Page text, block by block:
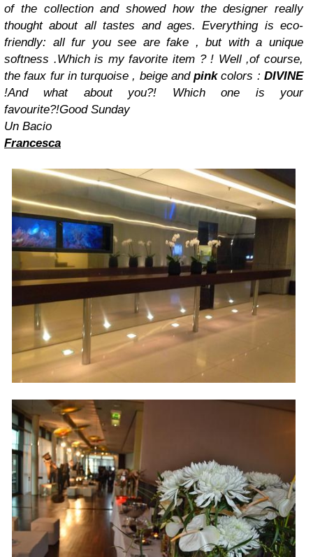
of the collection and showed how the designer really
thought about all tastes and ages.Everything is eco-
friendly: all fur you see are fake , but with a unique
softness .Which is my favorite item ? ! Well ,of course,
the faux fur in turquoise , beige andpinkcolors :DIVINE
!And what about you?! Which one is your
favourite?!Good Sunday
Un Bacio
Francesca